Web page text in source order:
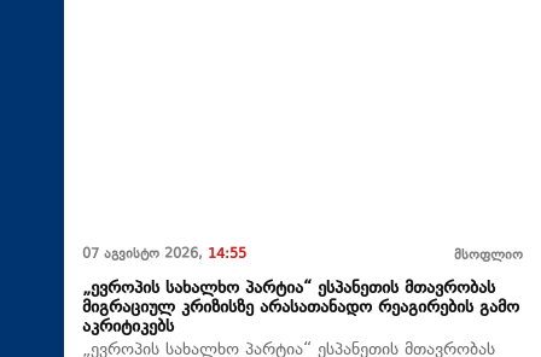
07 აგვისტო 2026, 14:55 მსოფლიო
„ევროპის სახალხო პარტია“ ესპანეთის მთავრობას
მიგრაციულ კრიზისზე არასათანადო რეაგირების გამო
აკრიტიკებს
„ევროპის სახალხო პარტია“ ესპანეთის მთავრობას